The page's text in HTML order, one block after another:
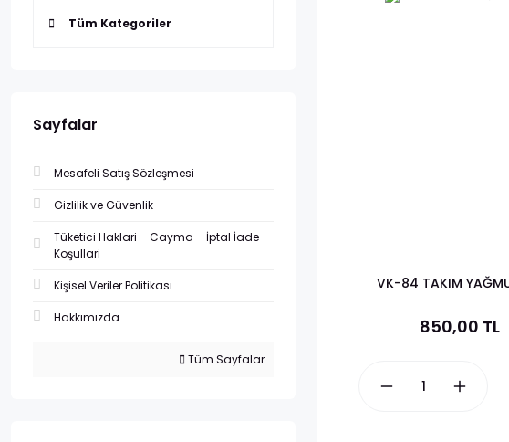
Tüm Kategoriler
Sayfalar
Mesafeli Satış Sözleşmesi
Gizlilik ve Güvenlik
Tüketici Haklari – Cayma – İptal İade
Koşullari
Kişisel Veriler Politikası
Hakkımızda
Tüm Sayfalar
VK-84 TAKIM
850,00 TL